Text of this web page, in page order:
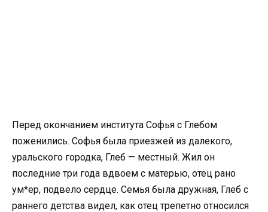
Перед окончанием института Софья с Глебом
поженились. Софья была приезжей из далекого,
уральского городка, Глеб — местный. Жил он
последние три года вдвоем с матерью, отец рано
yм*ep, подвело сердце. Семья была дружная, Глеб с
раннего детства видел, как отец трепетно относился